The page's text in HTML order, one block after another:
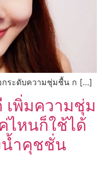
กระดับความชุ่มชื้น ก […]
เพิ่มความชุ่ม
ไหนก็ใช้ได้
น้ำคุชชั่น